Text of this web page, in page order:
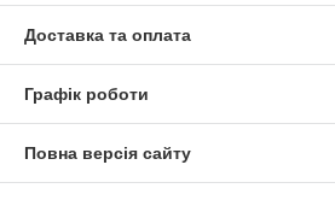
Доставка та оплата
Графік роботи
Повна версія сайту